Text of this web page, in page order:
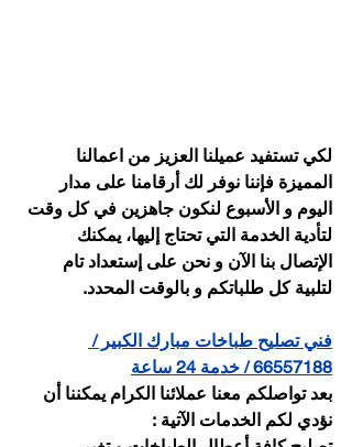
لكي تستفيد عميلنا العزيز من اعمالنا
المميزة فإننا نوفر لك أرقامنا على مدار
اليوم و الأسبوع لنكون جاهزين في كل وقت
لتأدية الخدمة التي تحتاج إليها، يمكنك
الإتصال بنا الآن و نحن على إستعداد تام
لتلبية كل طلباتكم و بالوقت المحدد.
فني تصليح طباخات مبارك الكبير /
66557188 / خدمة 24 ساعة
بعد تواصلكم معنا عملائنا الكرام يمكننا أن
نؤدي لكم الخدمات الآتية :